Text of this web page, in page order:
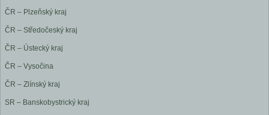
ČR – Plzeňský kraj
ČR – Středočeský kraj
ČR – Ústecký kraj
ČR – Vysočina
ČR – Zlínský kraj
SR – Banskobystrický kraj